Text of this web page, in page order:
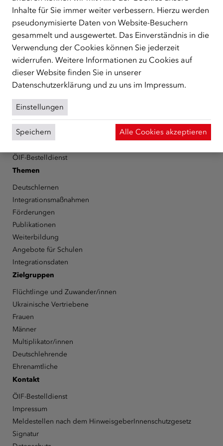
Schutzberechtigte, Vertriebene sowie Zuwander/innen als
zentrale Anlaufstelle bei der Integration in Österreich
unterstützt.mehr
FacebookYouTubeInstagramLinkedIn
Über den ÖIF
Organigramm
Presse
Informationen erhalten
ÖIF-Bestelldienst
Themen
Deutschlernen
Integrationsmaßnahmen
Förderungen
Publikationen
Weiterbildung
Angebote für Schulen
Integrationsdaten
Zielgruppen
Flüchtlinge und Zuwander/innen
Ukrainische Vertriebene
Frauen
Männer
Multiplikator/innen
Deutschlehrende
Ehrenamtliche
Kontakt
ÖIF-Bestelldienst
Impressum
Meldestellen nach dem HinweisgeberInnenschutzgesetz
Signatur
Inhalte für Sie immer weiter verbessern. Hierzu werden
pseudonymisierte Daten von Website-Besuchern
gesammelt und ausgewertet. Das Einverständnis in die
Verwendung der Cookies können Sie jederzeit
widerrufen. Weitere Informationen zu Cookies auf
dieser Website finden Sie in unserer
Datenschutzerklärung und zu uns im Impressum.
Einstellungen
Speichern Alle Cookies akzeptieren